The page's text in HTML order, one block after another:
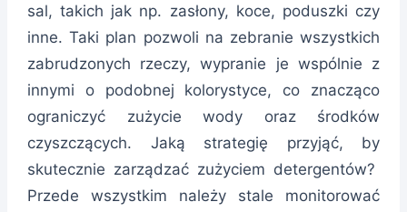
sal, takich jak np. zasłony, koce, poduszki czy
inne. Taki plan pozwoli na zebranie wszystkich
zabrudzonych rzeczy, wypranie je wspólnie z
innymi o podobnej kolorystyce, co znacząco
ograniczyć zużycie wody oraz środków
czyszczących. Jaką strategię przyjąć, by
skutecznie zarządzać zużyciem detergentów?
Przede wszystkim należy stale monitorować